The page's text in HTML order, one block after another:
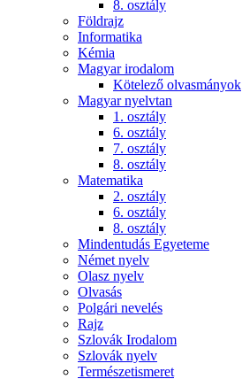
8. osztály
Földrajz
Informatika
Kémia
Magyar irodalom
Kötelező olvasmányok
Magyar nyelvtan
1. osztály
6. osztály
7. osztály
8. osztály
Matematika
2. osztály
6. osztály
8. osztály
Mindentudás Egyeteme
Német nyelv
Olasz nyelv
Olvasás
Polgári nevelés
Rajz
Szlovák Irodalom
Szlovák nyelv
Természetismeret